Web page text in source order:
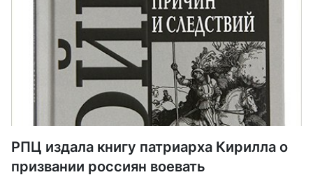
РПЦ издала книгу патриарха Кирилла о
призвании россиян воевать